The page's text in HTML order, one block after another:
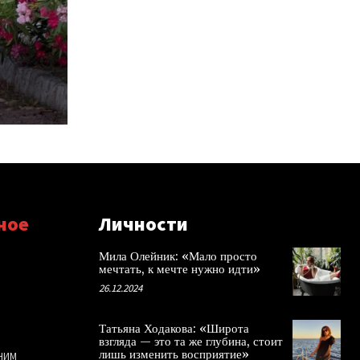
Личности
Мила Олейник: «Мало просто
мечтать, к мечте нужно идти»
26.12.2024
Татьяна Ходакова: «Широта
взгляда — это та же глубина, стоит
лишь изменить восприятие»